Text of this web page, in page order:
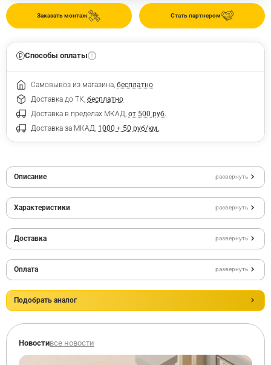
Стать партнером
Заказать монтаж
Способы оплаты
Самовывоз из магазина, бесплатно
Доставка до ТК, бесплатно
Доставка в пределах МКАД, от 500 руб.
Доставка за МКАД, 1000 + 50 руб/км.
Описание развернуть
Характеристики развернуть
Доставка развернуть
Оплата развернуть
Подобрать аналог
Новостивсе новости